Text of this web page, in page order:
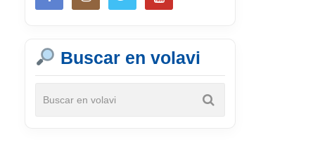
Buscar en volavi